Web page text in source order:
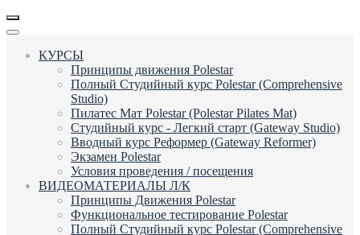
КУРСЫ
Принципы движения Polestar
Полный Студийный курс Polestar (Comprehensive
Studio)
Пилатес Мат Polestar (Polestar Pilates Mat)
Студийный курс - Легкий старт (Gateway Studio)
Вводный курс Реформер (Gateway Reformer)
Экзамен Polestar
Условия проведения / посещения
ВИДЕОМАТЕРИАЛЫ Л/К
Принципы Движения Polestar
Функциональное тестирование Polestar
Полный Студийный курс Polestar (Comprehensive